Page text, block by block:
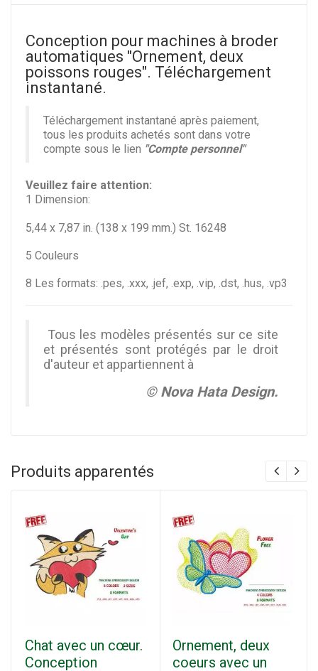
Conception pour machines à broder
automatiques "Ornement, deux
poissons rouges". Téléchargement
instantané.
Téléchargement instantané après paiement,
tous les produits achetés sont dans votre
compte sous le lien "Compte personnel"
Veuillez faire attention:
1 Dimension:
5,44 x 7,87 in. (138 x 199 mm.) St. 16248
5 Couleurs
8 Les formats: .pes, .xxx, .jef, .exp, .vip, .dst, .hus, .vp3
Tous les modèles présentés sur ce site
et présentés sont protégés par le droit
d'auteur et appartiennent à
© Nova Hata Design.
Produits apparentés
Chat avec un cœur.
Conception
Ornement, deux
coeurs avec un